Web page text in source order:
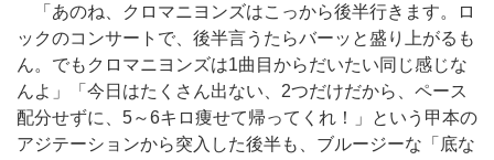
「あのね、クロマニヨンズはこっから後半行きます。ロ
ックのコンサートで、後半言うたらバーッと盛り上がるも
ん。でもクロマニヨンズは1曲目からだいたい同じ感じな
んよ」「今日はたくさん出ない、2つだけだから、ペース
配分せずに、5～6キロ痩せて帰ってくれ！」という甲本の
アジテーションから突入した後半も、ブルージーな「底な